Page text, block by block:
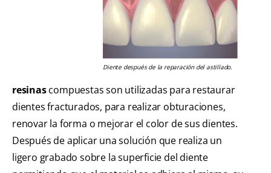
Diente después de la reparación del astillado.
resinascompuestas son utilizadas para restaurar
dientes fracturados, para realizar obturaciones,
renovar la forma o mejorar el color de sus dientes.
Después de aplicar una solución que realiza un
ligero grabado sobre la superficie del diente